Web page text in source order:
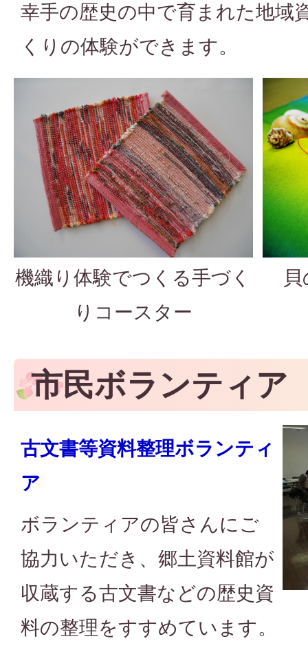
幸手の歴史の中で育まれた地域
くりの体験ができます。
機織り体験でつくる手づく
りコースター
市民ボランティア
古文書等資料整理ボランティ
ア
ボランティアの皆さんにご
協力いただき、郷土資料館が
収蔵する古文書などの歴史資
料の整理をすすめています。